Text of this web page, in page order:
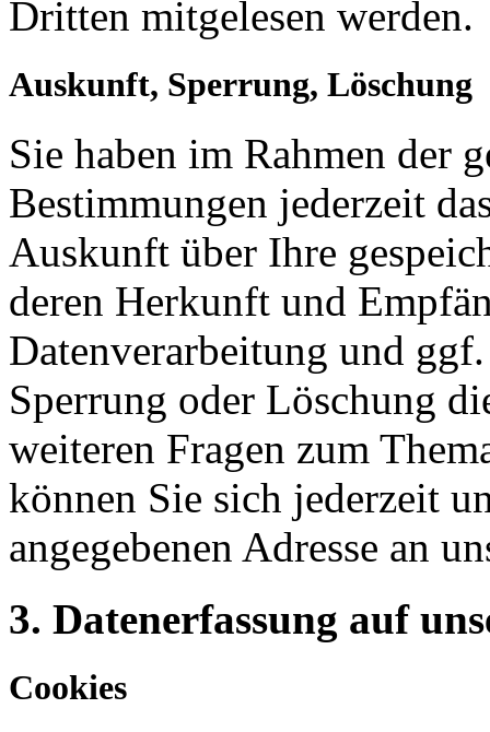
Dritten mitgelesen werden.
Auskunft, Sperrung, Löschung
Sie haben im Rahmen der
Bestimmungen jederzeit
Auskunft über Ihre
deren Herkunft und
Datenverarbeitung und
Sperrung oder Löschung
weiteren Fragen zum
können Sie sich jederzeit
angegebenen Adresse an
3. Datenerfassung auf
Cookies